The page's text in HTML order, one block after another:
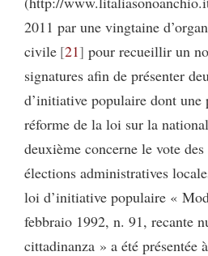
2011 par une vingtaine
civile 21 pour recueillir un
signatures afin de présenter
d’initiative populaire dont une
réforme de la loi sur la
deuxième concerne le vote
élections administratives
loi d’initiative populaire «
febbraio 1992, n. 91, recante
cittadinanza » a été présentée